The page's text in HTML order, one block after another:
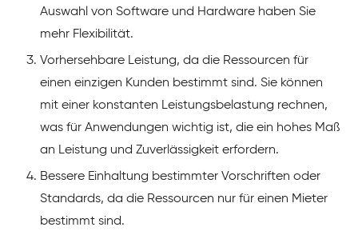
Auswahl von Software und Hardware haben Sie
mehr Flexibilität.
Vorhersehbare Leistung, da die Ressourcen für
einen einzigen Kunden bestimmt sind. Sie können
mit einer konstanten Leistungsbelastung rechnen,
was für Anwendungen wichtig ist, die ein hohes Maß
an Leistung und Zuverlässigkeit erfordern.
Bessere Einhaltung bestimmter Vorschriften oder
Standards, da die Ressourcen nur für einen Mieter
bestimmt sind.